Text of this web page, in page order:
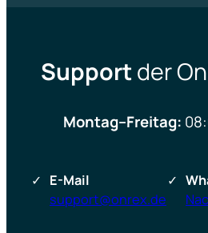
Support der
Montag–Freitag:
E-Mail
support@onrex.de